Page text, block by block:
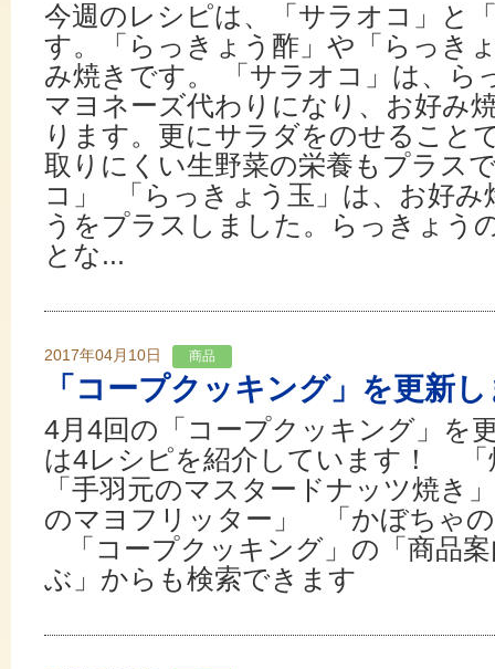
今週のレシピは、「サラオコ」と
す。「らっきょう酢」や「らっき
み焼きです。 「サラオコ」は、ら
マヨネーズ代わりになり、お好み
ります。更にサラダをのせること
取りにくい生野菜の栄養もプラス
コ」 「らっきょう玉」は、お好み
うをプラスしました。らっきょう
とな...
2017年04月10日 商品
「コープクッキング」を更新
4月4回の「コープクッキング」を
は4レシピを紹介しています！
「手羽元のマスタードナッツ焼
のマヨフリッター」 「かぼちゃ
「コープクッキング」の「商品
ぶ」からも検索できます